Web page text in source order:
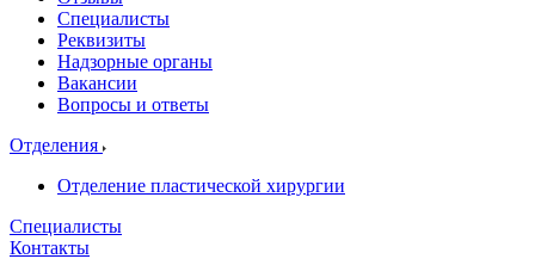
Специалисты
Реквизиты
Надзорные органы
Вакансии
Вопросы и ответы
Отделения
Отделение пластической хирургии
Специалисты
Контакты